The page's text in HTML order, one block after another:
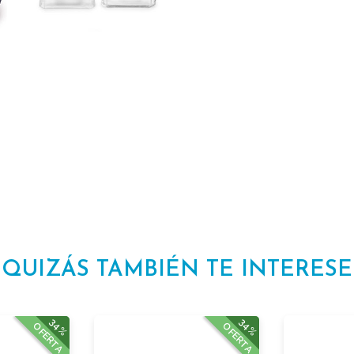
QUIZÁS TAMBIÉN TE INTERESE
34%
OFERTA 34%
OFERTA